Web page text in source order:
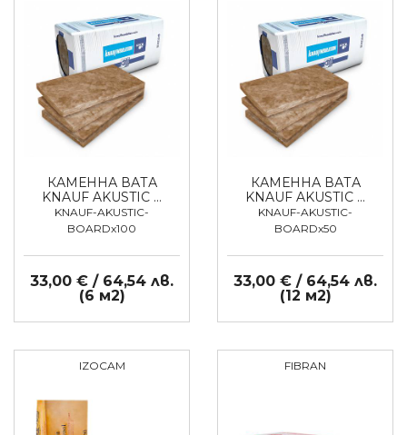
КАМЕННА ВАТА
KNAUF AKUSTIC …
KNAUF-AKUSTIC-
BOARDx100
33,00 € / 64,54 лв.
(6 м2)
КАМЕННА ВАТА
KNAUF AKUSTIC …
KNAUF-AKUSTIC-
BOARDx50
33,00 € / 64,54 лв.
(12 м2)
IZOCAM FIBRAN